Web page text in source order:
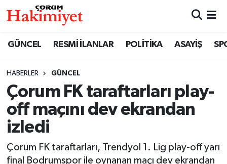
GÜNCEL RESMİ İLANLAR POLİTİKA ASAYİŞ
HABERLER GÜNCEL
Çorum FK taraftarları play-
off maçını dev ekrandan
izledi
Çorum FK taraftarları, Trendyol 1. Lig play-off yarı
final Bodrumspor ile oynanan maçı dev ekrandan
SAĞLIK
ASAYİŞ
EKONOMİ
Nöbetçi Eczaneler
Çorum Namaz Vakitleri
Trafik Durumu
Süper Lig Puan Durumu ve Fikstür